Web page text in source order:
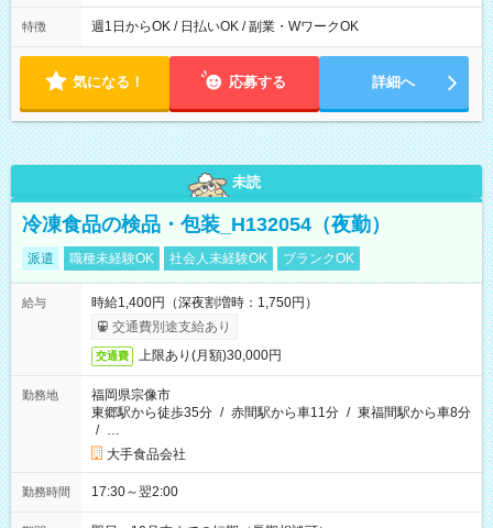
00 ※週1日～OK ／ 夜勤専従 ＊＊ 勤務時間例 ＊＊ ■22時か
ら翌7時 ■23時から翌8時 ■24時から翌9時 など ※上記の時間
ます。 ※曜日固定（毎週同じ曜日での勤務となります）
特徴 週1日からOK / 日払いOK / 副業・WワークOK
気になる！ 応募する 詳細へ
未読
冷凍食品の検品・包装_H132054（夜勤）
派遣 職種未経験OK 社会人未経験OK ブランクOK
給与
時給1,400円（深夜割増時：1,750円）
交通費別途支給あり
交通費 上限あり(月額)30,000円
勤務地
福岡県宗像市
東郷駅から徒歩35分 / 赤間駅から車11分 / 東福間駅から車8分
/ …
大手食品会社
勤務時間 17:30～翌2:00